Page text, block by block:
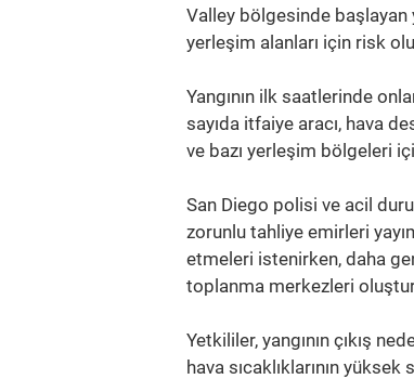
Valley bölgesinde başlayan
yerleşim alanları için risk
Yangının ilk saatlerinde
sayıda itfaiye aracı, hava
ve bazı yerleşim bölgeleri
San Diego polisi ve acil
zorunlu tahliye emirleri
etmeleri istenirken, daha
toplanma merkezleri
Yetkililer, yangının çıkış
hava sıcaklıklarının